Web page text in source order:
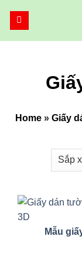
Home» Giấy
Mẫu